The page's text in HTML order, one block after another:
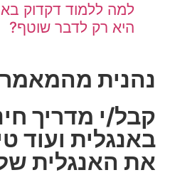
למה ללמוד דקדוק
היא רק לדבר שוטף?
נהנית
קבל/י מדריך
באנגלית ועוד
את האנגלית